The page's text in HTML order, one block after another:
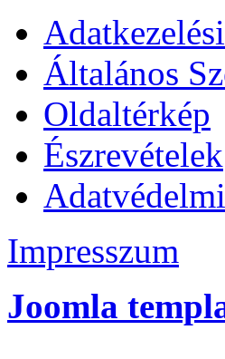
Általános
Oldaltérkép
Észrevételek
Impresszum
Joomla